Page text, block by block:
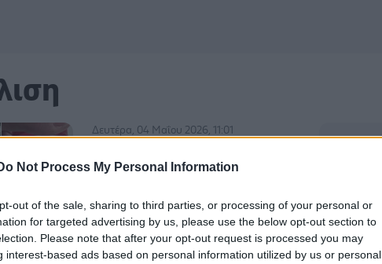
Not Process My Personal Information
out of the sale, sharing to third parties, or processing of your personal or
for targeted advertising by us, please use the below opt-out section to
Please note that after your opt-out request is processed you may
interest-based ads based on personal information utilized by us or personal
Δευτέρα, 04 Μαΐου 2026, 11:01
κινδύνευσε όταν ελατήριο
πνεύμονά του
Όταν διάβαζε κατάπιε ελατήριο από
γόμα με μηχανισμό, την οποία το